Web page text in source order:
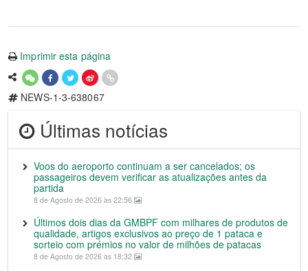
Imprimir esta página
NEWS-1-3-638067
Últimas notícias
Voos do aeroporto continuam a ser cancelados; os
passageiros devem verificar as atualizações antes da
partida
8 de Agosto de 2026 às 22:56
Últimos dois dias da GMBPF com milhares de produtos de
qualidade, artigos exclusivos ao preço de 1 pataca e
sorteio com prémios no valor de milhões de patacas
8 de Agosto de 2026 às 18:32